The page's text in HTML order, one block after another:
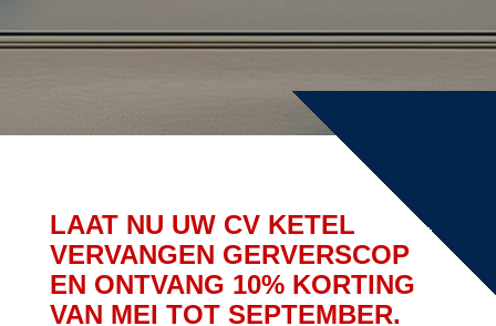
LAAT NU UW CV KETEL
VERVANGEN GERVERSCOP
EN ONTVANG 10% KORTING
VAN MEI TOT SEPTEMBER.